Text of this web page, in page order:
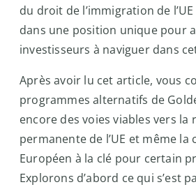
du droit de l’immigration de
dans une position unique pour
investisseurs à naviguer dans
Après avoir lu cet article, vous
programmes alternatifs de
encore des voies viables vers la
permanente de l’UE et même la
Européen à la clé pour certain
Explorons d’abord ce qui s’est